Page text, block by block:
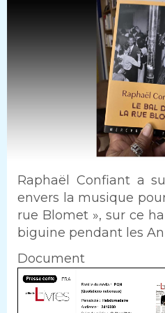
Intro
Raphaël Confiant a
envers la musique
rue Blomet », sur ce
biguine pendant les
Document
Document